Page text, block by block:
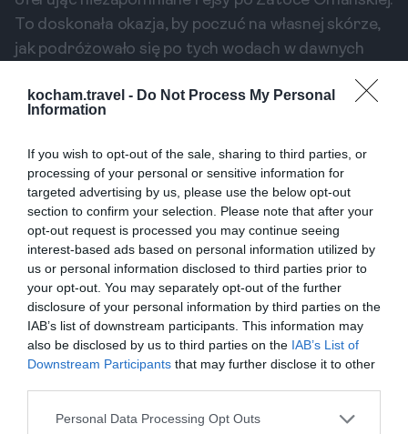
kocham.travel - Do Not Process My Personal
Information
If you wish to opt-out of the sale, sharing to third parties, or
processing of your personal or sensitive information for
targeted advertising by us, please use the below opt-out
section to confirm your selection. Please note that after your
opt-out request is processed you may continue seeing
interest-based ads based on personal information utilized by
us or personal information disclosed to third parties prior to
your opt-out. You may separately opt-out of the further
disclosure of your personal information by third parties on the
IAB’s list of downstream participants. This information may
also be disclosed by us to third parties on the IAB’s List of
Downstream Participants that may further disclose it to other
Personal Data Processing Opt Outs
To doskonała okazja, by poczuć na własnej skórze,
jak podróżowało się po tych wodach w dawnych
Poza Stocznią – Co Jeszcze
Choć stocznia jest największą atrakcją, Sur ma do
zaoferowania znacznie więcej. Warto poświęcić
przynajmniej pół dnia na spacer po mieście, aby
odkryć jego inne, równie urokliwe zakątki. Historia i
morski klimat są tu obecne na każdym kroku.
Latarnia Morska Al Ayjah – symbol miasta
Ta trzykondygnacyjna, elegancka wieża strażnicza
jest najbardziej rozpoznawalnym budynkiem w Sur.
Położona na końcu cypla, stanowi idealny punkt
orientacyjny i cel malowniczego spaceru. Choć nie
zachodzie słońca, na długo pozostaje w pamięci.